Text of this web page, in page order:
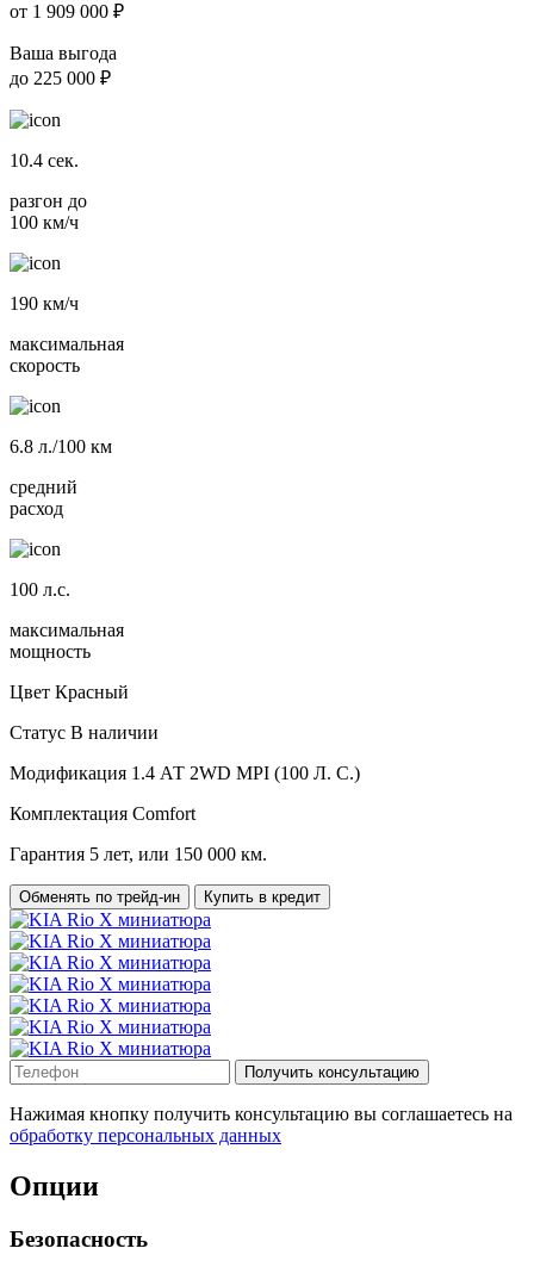
от 1 909 000 ₽
Ваша выгода
до 225 000 ₽
10.4 сек.
разгон до
100 км/ч
190 км/ч
максимальная
скорость
6.8 л./100 км
средний
расход
100 л.с.
максимальная
мощность
Цвет Красный
Статус В наличии
Модификация 1.4 АТ 2WD MPI (100 Л. C.)
Комплектация Comfort
Гарантия 5 лет, или 150 000 км.
Обменять по трейд-ин Купить в кредит
Получить консультацию
Нажимая кнопку получить консультацию вы соглашаетесь на
обработку персональных данных
Опции
Безопасность